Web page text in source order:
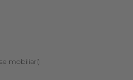
mobiliari)